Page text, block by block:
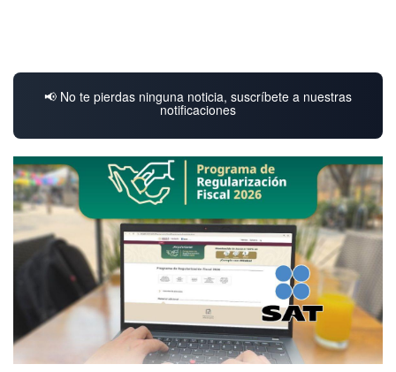
📢 No te pierdas ninguna noticia, suscríbete a nuestras
notificaciones